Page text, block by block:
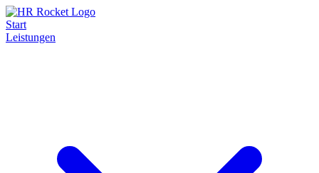
Start
Leistungen